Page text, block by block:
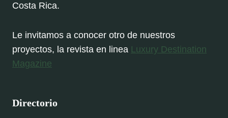
Costa Rica.
Le invitamos a conocer otro de nuestros
proyectos, la revista en linea Luxury Destination
Magazine
Directorio